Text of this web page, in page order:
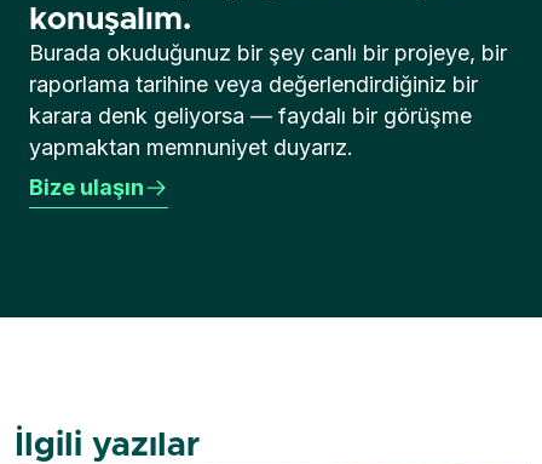
konuşalım.
Burada okuduğunuz bir şey canlı bir projeye, bir
raporlama tarihine veya değerlendirdiğiniz bir
karara denk geliyorsa — faydalı bir görüşme
yapmaktan memnuniyet duyarız.
Bize ulaşın
İlgili yazılar